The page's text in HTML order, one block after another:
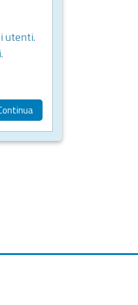
utenti.